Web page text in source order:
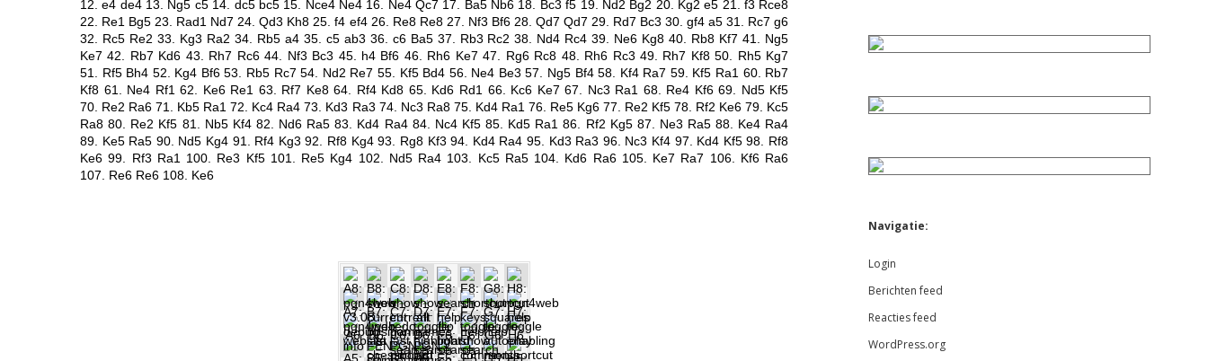
Navigatie:
Login
Berichten feed
Reacties feed
WordPress.org